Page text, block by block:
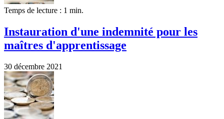
Temps de lecture : 1 min.
Instauration d'une indemnité pour les
maîtres d'apprentissage
30 décembre 2021